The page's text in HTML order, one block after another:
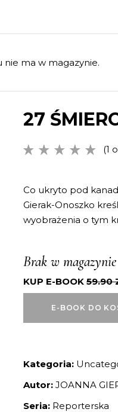
nie ma w magazynie.
27
podstawie
1
oceny
klienta
(1
Co ukryto pod
Gierak-Onoszko
wyobrażenia o tym
Brak w magazynie
KUP E-BOOK 59.90
E-BOOK DO
Kategoria:
Autor: JOANNA
Seria: Reporterska